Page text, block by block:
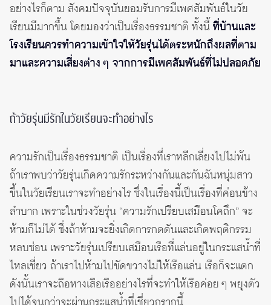
อย่างไรก็ตาม สังคมปัจจุบันยอมรับการมีเพศสัมพันธ์ในวัย
เรียนมีมากขึ้น โดยมองว่าเป็นเรื่องธรรมชาติ ทั้งนี้ที่บ้านและ
โรงเรียนควรทำความเข้าใจให้วัยรุ่นได้ตระหนักถึงผลที่ตาม
มาและความเสี่ยงต่าง ๆ จากการมีเพศสัมพันธ์ที่ไม่ปลอดภัย
ถ้าวัยรุ่นมีรักในวัยเรียนจะทำอย่างไร
ความรักเป็นเรื่องธรรมชาติ เป็นเรื่องที่เราหลีกเลี่ยงไปไม่พ้น
ถ้าเราพบว่าวัยรุ่นเกิดความรักระหว่างกันและกันฉันหนุ่มสาว
ขึ้นในวัยเรียนเราจะทำอย่างไร ซึ่งในเรื่องนี้เป็นเรื่องที่ค่อนข้าง
ลำบาก เพราะในช่วงวัยรุ่น “ความรักเปรียบเสมือนโคถึก” จะ
ห้ามก็ไม่ได้ ซึ่งถ้าห้ามจะยิ่งเกิดการกดดันและเกิดพฤติกรรม
หลบซ่อน เพราะวัยรุ่นเปรียบเสมือนเรือที่แล่นอยู่ในกระแสน้ำที่
ไหลเชี่ยว ถ้าเราไปห้ามไปขัดขวางไม่ให้เรือแล่น เรือก็จะแตก
ดังนั้นเราจะถือหางเสือเรืออย่างไรที่จะทำให้เรือค่อย ๆ พยุงตัว